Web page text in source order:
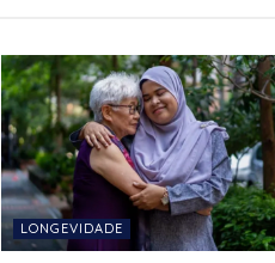
LONGEVIDADE